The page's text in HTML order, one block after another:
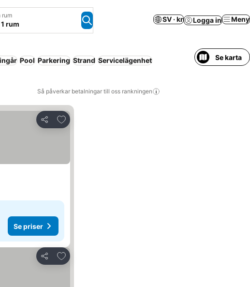
rum
rum
SV · kr Logga in Meny
Pool Parkering Strand Servicelägenhet Se karta
Så påverkar betalningar till oss rankningen
Dela
Lägg till i Mina Favoriter
Se priser
Dela
Lägg till i Mina Favoriter